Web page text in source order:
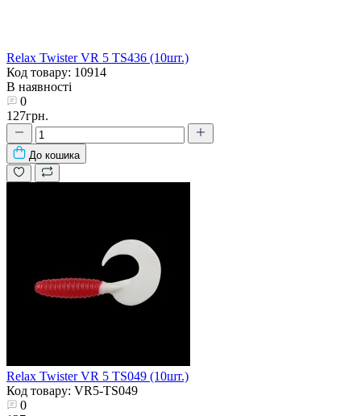
Relax Twister VR 5 TS436 (10шт.)
Код товару: 10914
В наявності
0
127грн.
До кошика
Relax Twister VR 5 TS049 (10шт.)
Код товару: VR5-TS049
0